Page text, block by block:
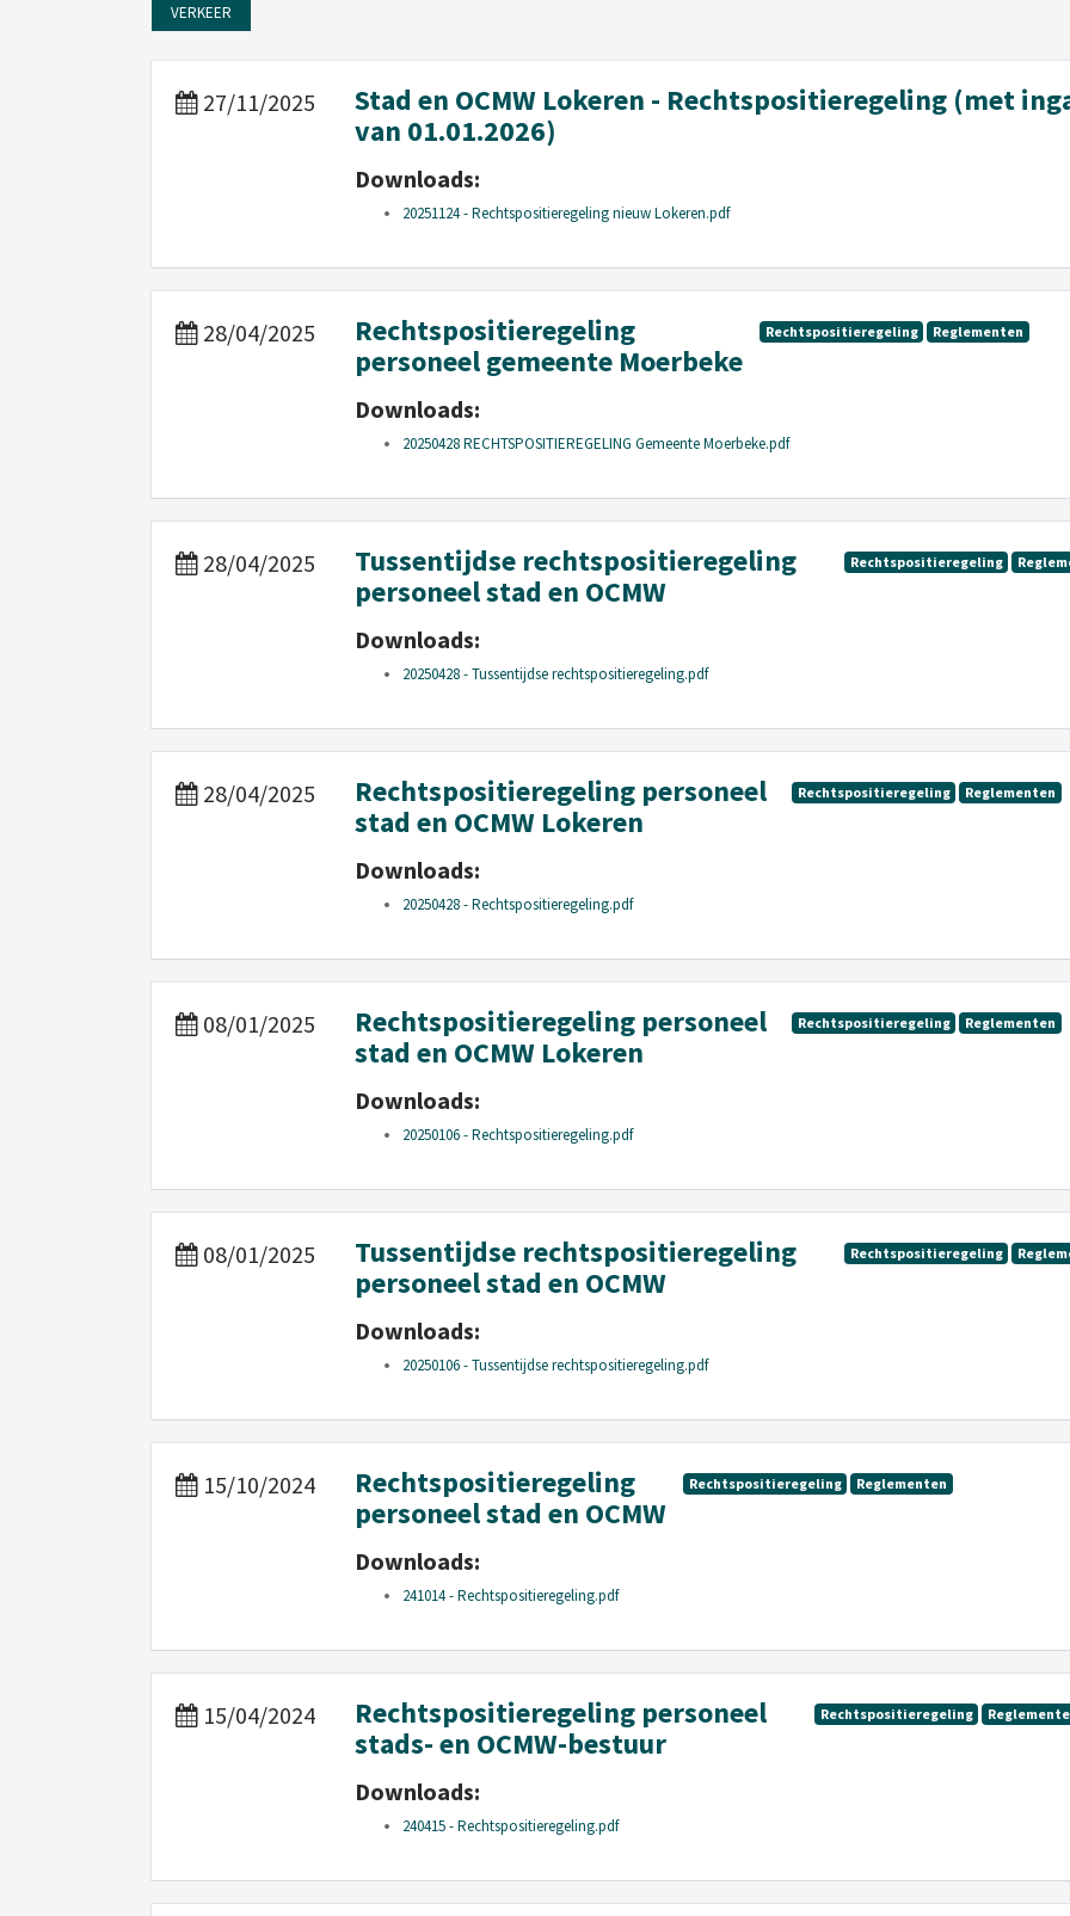
VERKEER
27/11/2025
Stad en OCMW Lokeren - Rechtspositieregeling (met
van 01.01.2026)
Downloads:
20251124 - Rechtspositieregeling nieuw Lokeren.pdf
28/04/2025 Rechtspositieregeling Reglementen
Rechtspositieregeling
personeel gemeente Moerbeke
Downloads:
20250428 RECHTSPOSITIEREGELING Gemeente Moerbeke.pdf
28/04/2025 Rechtspositieregeling
Tussentijdse rechtspositieregeling
personeel stad en OCMW
Downloads:
20250428 - Tussentijdse rechtspositieregeling.pdf
28/04/2025 Rechtspositieregeling Reglementen
Rechtspositieregeling personeel
stad en OCMW Lokeren
Downloads:
20250428 - Rechtspositieregeling.pdf
08/01/2025 Rechtspositieregeling Reglementen
Rechtspositieregeling personeel
stad en OCMW Lokeren
Downloads:
20250106 - Rechtspositieregeling.pdf
08/01/2025 Rechtspositieregeling
Tussentijdse rechtspositieregeling
personeel stad en OCMW
Downloads:
20250106 - Tussentijdse rechtspositieregeling.pdf
15/10/2024 Rechtspositieregeling Reglementen
Rechtspositieregeling
personeel stad en OCMW
Downloads:
241014 - Rechtspositieregeling.pdf
15/04/2024 Rechtspositieregeling
Rechtspositieregeling personeel
stads- en OCMW-bestuur
Downloads:
240415 - Rechtspositieregeling.pdf